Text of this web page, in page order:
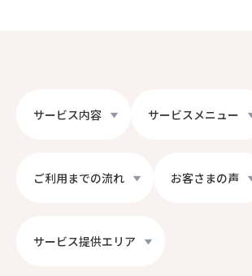
サービス内容 サービスメニュー
ご利用までの流れ お客さまの声
サービス提供エリア